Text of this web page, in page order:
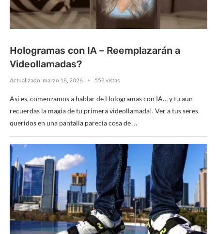
Hologramas con IA – Reemplazarán a
Videollamadas?
Actualizado: marzo 18, 2026 558 vistas
Asi es, comenzamos a hablar de Hologramas con IA… y tu aun
recuerdas la magia de tu primera videollamada!. Ver a tus seres
queridos en una pantalla parecía cosa de …